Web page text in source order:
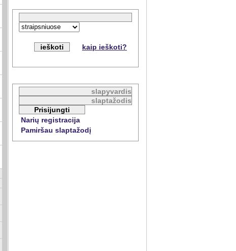
kaip ieškoti?
Narių registracija
Pamiršau slaptažodį